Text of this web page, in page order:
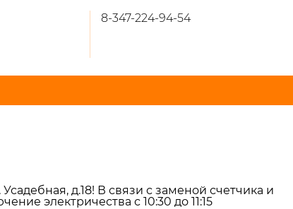
8-347-224-94-54
д.18! В связи с заменой счетчика и
электричества с 10:30 до 11:15